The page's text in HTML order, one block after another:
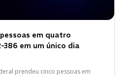
em quatro
386 em um único dia
prendeu cinco pessoas em